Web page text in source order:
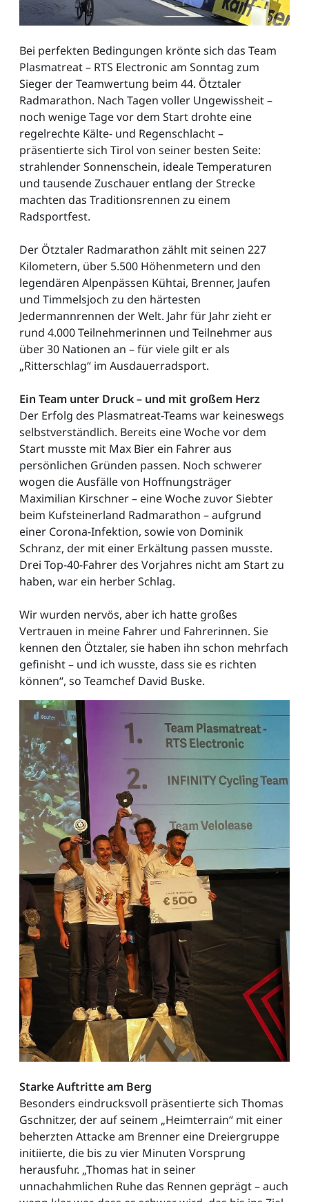
Bei perfekten Bedingungen krönte sich das Team
Plasmatreat – RTS Electronic am Sonntag zum
Sieger der Teamwertung beim 44. Ötztaler
Radmarathon. Nach Tagen voller Ungewissheit –
noch wenige Tage vor dem Start drohte eine
regelrechte Kälte- und Regenschlacht –
präsentierte sich Tirol von seiner besten Seite:
strahlender Sonnenschein, ideale Temperaturen
und tausende Zuschauer entlang der Strecke
machten das Traditionsrennen zu einem
Radsportfest.
Der Ötztaler Radmarathon zählt mit seinen 227
Kilometern, über 5.500 Höhenmetern und den
legendären Alpenpässen Kühtai, Brenner, Jaufen
und Timmelsjoch zu den härtesten
Jedermannrennen der Welt. Jahr für Jahr zieht er
rund 4.000 Teilnehmerinnen und Teilnehmer aus
über 30 Nationen an – für viele gilt er als
„Ritterschlag“ im Ausdauerradsport.
Ein Team unter Druck – und mit großem Herz
Der Erfolg des Plasmatreat-Teams war keineswegs
selbstverständlich. Bereits eine Woche vor dem
Start musste mit Max Bier ein Fahrer aus
persönlichen Gründen passen. Noch schwerer
wogen die Ausfälle von Hoffnungsträger
Maximilian Kirschner – eine Woche zuvor Siebter
beim Kufsteinerland Radmarathon – aufgrund
einer Corona-Infektion, sowie von Dominik
Schranz, der mit einer Erkältung passen musste.
Drei Top-40-Fahrer des Vorjahres nicht am Start zu
haben, war ein herber Schlag.
Wir wurden nervös, aber ich hatte großes
Vertrauen in meine Fahrer und Fahrerinnen. Sie
kennen den Ötztaler, sie haben ihn schon mehrfach
gefinisht – und ich wusste, dass sie es richten
können“, so Teamchef David Buske.
Starke Auftritte am Berg
Besonders eindrucksvoll präsentierte sich Thomas
Gschnitzer, der auf seinem „Heimterrain“ mit einer
beherzten Attacke am Brenner eine Dreiergruppe
initiierte, die bis zu vier Minuten Vorsprung
herausfuhr. „Thomas hat in seiner
unnachahmlichen Ruhe das Rennen geprägt – auch